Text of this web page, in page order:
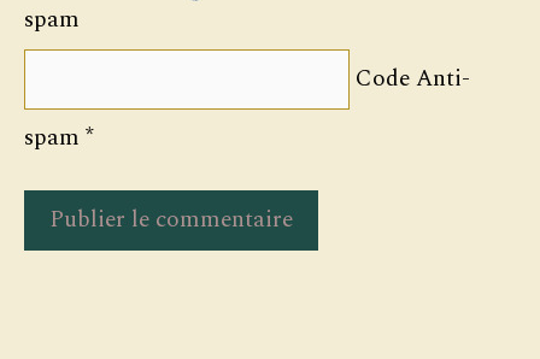
Code Anti-
spam *